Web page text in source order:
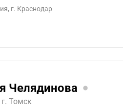
, г. Краснодар
Челядинова
Томск